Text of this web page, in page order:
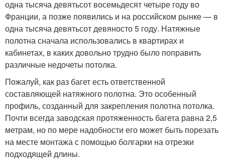
одна тысяча девятьсот восемьдесят четыре году во
Франции, а позже появились и на российском рынке — в
одна тысяча девятьсот девяносто 5 году. Натяжные
полотна сначала использовались в квартирах и
кабинетах, в каких довольно трудно было поправить
различные недочеты потолка.
Пожалуй, как раз багет есть ответственной
составляющей натяжного полотна. Это особенный
профиль, созданный для закрепления полотна потолка.
Почти всегда заводская протяженность багета равна 2,5
метрам, но по мере надобности его может быть порезать
на месте монтажа с помощью болгарки на отрезки
подходящей длины.